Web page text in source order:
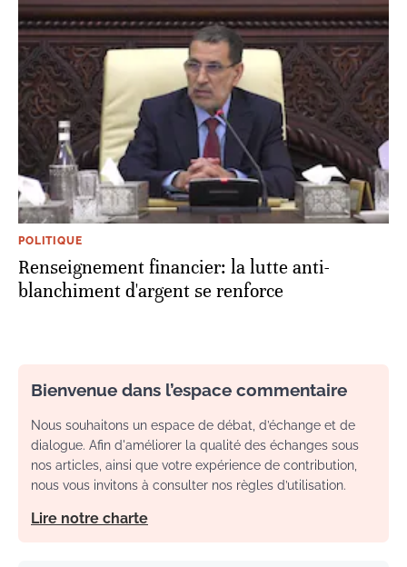
POLITIQUE
Renseignement financier: la lutte anti-
blanchiment d'argent se renforce
Bienvenue dans l’espace commentaire
Nous souhaitons un espace de débat, d’échange et de
dialogue. Afin d'améliorer la qualité des échanges sous
nos articles, ainsi que votre expérience de contribution,
nous vous invitons à consulter nos règles d’utilisation.
Lire notre charte